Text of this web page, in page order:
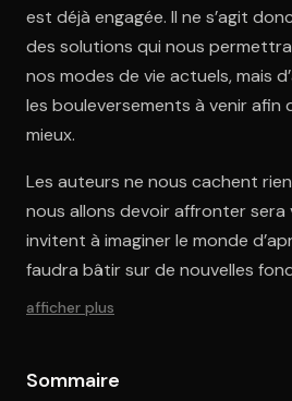
est déjà engagée. Il ne s’agit
des solutions qui nous
nos modes de vie actuels, mais
les bouleversements à venir afin
mieux.
Les auteurs ne nous cachent
nous allons devoir affronter sera
invitent à imaginer le monde
faudra bâtir sur de nouvelles
afficher plus
Sommaire